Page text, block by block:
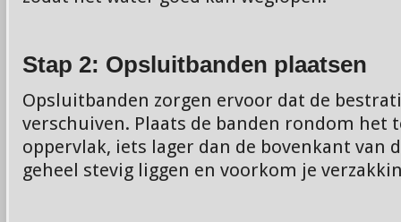
Stap 2: Opsluitbanden plaatsen
Opsluitbanden zorgen ervoor dat de
verschuiven. Plaats de banden rondom het
oppervlak, iets lager dan de bovenkant van
geheel stevig liggen en voorkom je